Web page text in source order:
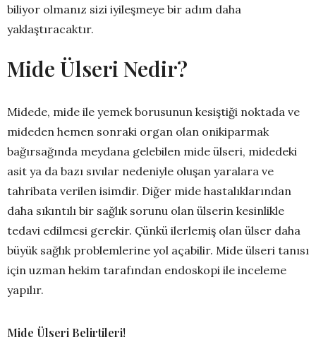
biliyor olmanız sizi iyileşmeye bir adım daha
yaklaştıracaktır.
Mide Ülseri Nedir?
Midede, mide ile yemek borusunun kesiştiği noktada ve
mideden hemen sonraki organ olan onikiparmak
bağırsağında meydana gelebilen mide ülseri, midedeki
asit ya da bazı sıvılar nedeniyle oluşan yaralara ve
tahribata verilen isimdir. Diğer mide hastalıklarından
daha sıkıntılı bir sağlık sorunu olan ülserin kesinlikle
tedavi edilmesi gerekir. Çünkü ilerlemiş olan ülser daha
büyük sağlık problemlerine yol açabilir. Mide ülseri tanısı
için uzman hekim tarafından endoskopi ile inceleme
yapılır.
Mide Ülseri Belirtileri!